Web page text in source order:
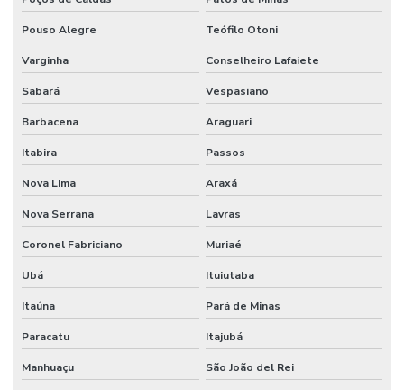
Sistema de detecção e alarme
Sistema de detecção e alarme de incêndio sem fio
Sistema de detecção e alarme de incêndio wireless
Sistema detecção de incêndio
Sistema de detecção de incêndio por aspiração
Sistema de detecção de incêndio preços
Sistema de hidrantes contra incêndios
Sistema de hidrantes e sprinklers
Sistema de iluminação de emergência
Sistema contra incêndio bombas
Pouso Alegre Teófilo Otoni
Varginha Conselheiro Lafaiete
Sabará Vespasiano
Barbacena Araguari
Itabira Passos
Nova Lima Araxá
Nova Serrana Lavras
Coronel Fabriciano Muriaé
Ubá Ituiutaba
Itaúna Pará de Minas
Paracatu Itajubá
Manhuaçu São João del Rei